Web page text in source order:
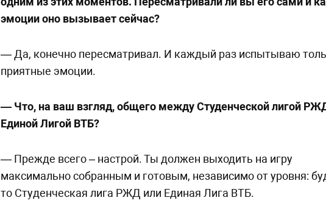
эмоции оно вызывает сейчас?
— Да, конечно пересматривал. И каждый раз испытываю
приятные эмоции.
— Что, на ваш взгляд, общего между Студенческой лигой
Единой Лигой ВТБ?
— Прежде всего – настрой. Ты должен выходить на игру
максимально собранным и готовым, независимо от уровня:
то Студенческая лига РЖД или Единая Лига ВТБ.